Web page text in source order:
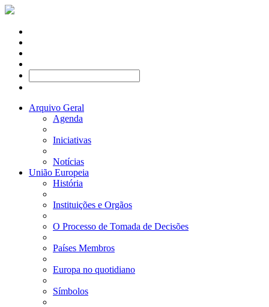
Arquivo Geral
Agenda
Iniciativas
Notícias
União Europeia
História
Instituições e Orgãos
O Processo de Tomada de Decisões
Países Membros
Europa no quotidiano
Símbolos